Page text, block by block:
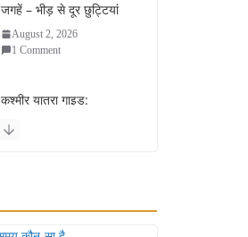
जगहें – भीड़ से दूर छुट्टियां
August 2, 2026
1 Comment
कश्मीर यात्रा गाइड:
स्वादिष्ट भोजन का अनूठा संगम
वजन घटाने के लिए 8 बेहतरीन